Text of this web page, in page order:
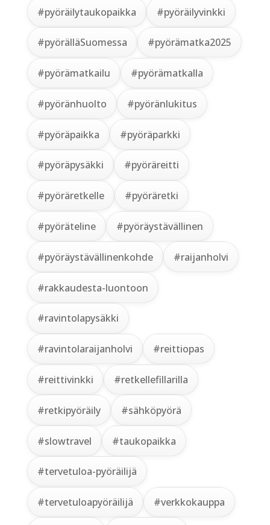
#pyöräilytaukopaikka #pyöräilyvinkki
#pyörälläSuomessa #pyörämatka2025
#pyörämatkailu #pyörämatkalla
#pyöränhuolto #pyöränlukitus
#pyöräpaikka #pyöräparkki
#pyöräpysäkki #pyöräreitti
#pyöräretkelle #pyöräretki
#pyöräteline #pyöräystävällinen
#pyöräystävällinenkohde #raijanholvi
#rakkaudesta-luontoon
#ravintolapysäkki
#ravintolaraijanholvi #reittiopas
#reittivinkki #retkellefillarilla
#retkipyöräily #sähköpyörä
#slowtravel #taukopaikka
#tervetuloa-pyöräilijä
#tervetuloapyöräilijä #verkkokauppa